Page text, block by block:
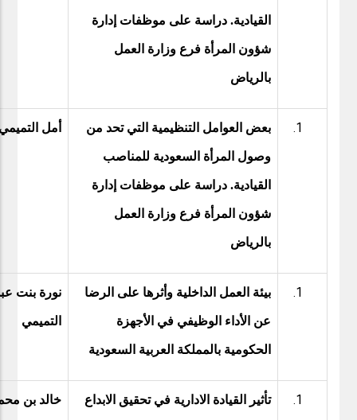
القيادية. دراسة على موظفات إدارة
شؤون المرأة فرع وزارة العمل
بالرياض
بعض العوامل التنظيمية التي تحد من
وصول المرأة السعودية للمناصب
القيادية. دراسة على موظفات إدارة
شؤون المرأة فرع وزارة العمل
بالرياض
أمل
بيئة العمل الداخلية وأثرها على الرضا
عن الأداء الوظيفي في الأجهزة
الحكومية بالمملكة العربية السعودية
نورة بنت
التميمي
تأثير القيادة الادارية في تحقيق الابداع خالد بن